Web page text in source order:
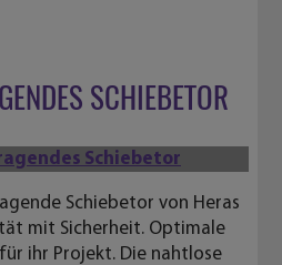
SCHIEBETOR
Schiebetor von Heras
mit Sicherheit. Optimale
ihr Projekt. Die nahtlose